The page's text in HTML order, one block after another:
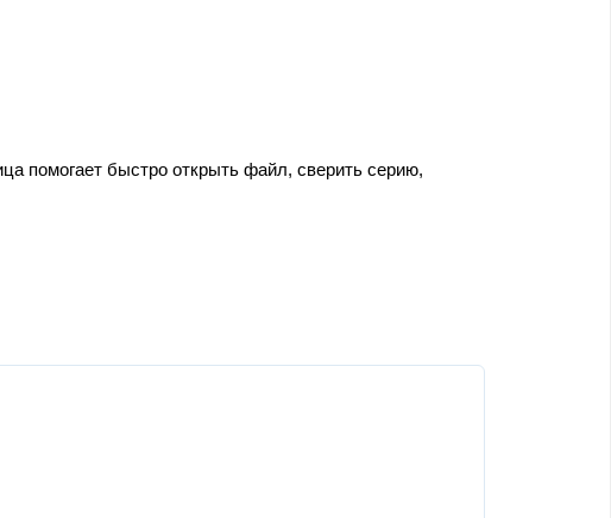
помогает быстро открыть файл, сверить серию,